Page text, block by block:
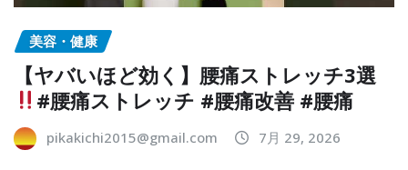
美容・健康
【ヤバいほど効く】腰痛ストレッチ3選
#腰痛ストレッチ #腰痛改善 #腰痛
pikakichi2015@gmail.com 7月 29, 2026